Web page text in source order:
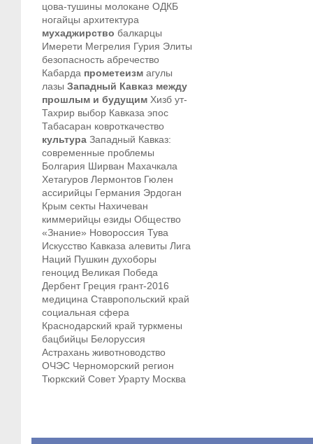
цова-тушины молокане ОДКБ
ногайцы архитектура
мухаджирство балкарцы
Имерети Мегрелия Гурия Элиты
безопасность абречество
Кабарда прометеизм агулы
лазы Западный Кавказ между
прошлым и будущим Хизб ут-
Тахрир выбор Кавказа эпос
Табасаран ковроткачество
культура Западный Кавказ:
современные проблемы
Болгария Ширван Махачкала
Хетагуров Лермонтов Гюлен
ассирийцы Германия Эрдоган
Крым секты Нахичеван
киммерийцы езиды Общество
«Знание» Новороссия Тува
Искусство Кавказа алевиты Лига
Наций Пушкин духоборы
геноцид Великая Победа
Дербент Греция грант-2016
медицина Ставропольский край
социальная сфера
Краснодарский край туркмены
бацбийцы Белоруссия
Астрахань животноводство
ОЧЭС Черноморский регион
Тюркский Совет Урарту Москва